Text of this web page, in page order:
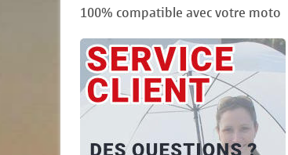
100% compatible avec votre moto